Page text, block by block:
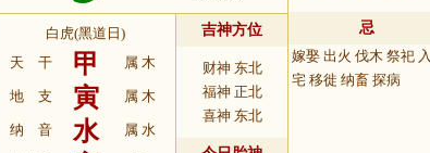
忌
嫁娶 出火 伐木 祭祀 入
宅 移徙 纳畜 探病
白虎(黑道日)
天 干
甲 属 木
地 支 寅 属 木
纳 音 水 属 水
吉神方位
财神 东北
福神 正北
喜神 东北